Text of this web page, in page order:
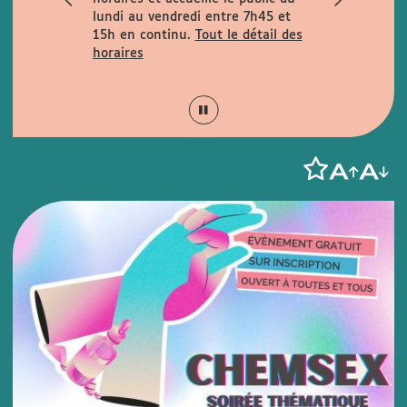
lundi au vendredi entre 7h45 et
15h en continu.
Tout le détail des
horaires